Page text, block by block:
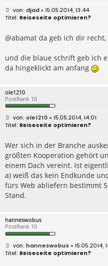
B
e
i
r
a
djad» 15.05.2014, 13:44
Reiseseite optimieren?
@abamat da geb ich dir
und die blaue schrift geb ich
da hingeklickt am anfang
ole1210
PostRank 10
B
e
r
a
g
ole1210 » 15.05.2014, 14:01
Reiseseite optimieren?
Wer sich in der Branche
größten Kooperation gehört
einem Dach vereint. Ist
a) weiß das kein Endkunde
fürs Web abliefern bestimmt
Stand.
hanneswobus
PostRank 10
B
e
hanneswobus » 15.05.2014,
Reiseseite optimieren?